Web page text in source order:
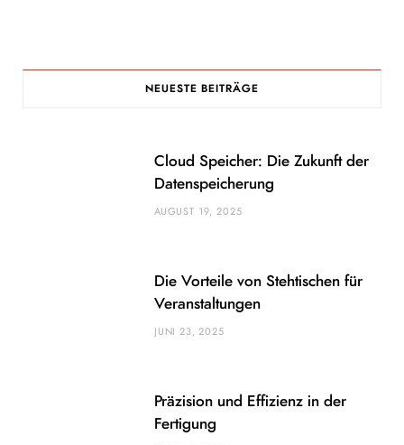
NEUESTE BEITRÄGE
Cloud Speicher: Die Zukunft der
Datenspeicherung
AUGUST 19, 2025
Die Vorteile von Stehtischen für
Veranstaltungen
JUNI 23, 2025
Präzision und Effizienz in der
Fertigung